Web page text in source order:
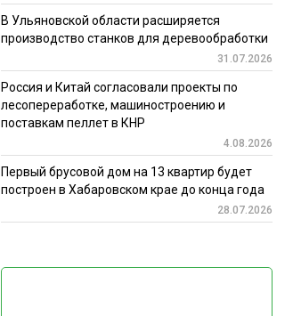
В Ульяновской области расширяется
производство станков для деревообработки
31.07.2026
Россия и Китай согласовали проекты по
лесопереработке, машиностроению и
поставкам пеллет в КНР
4.08.2026
Первый брусовой дом на 13 квартир будет
построен в Хабаровском крае до конца года
28.07.2026